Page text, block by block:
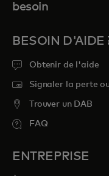
besoin
BESOIN D'AIDE
Obtenir de l'aide
Signaler la perte
Trouver un DAB
FAQ
ENTREPRISE